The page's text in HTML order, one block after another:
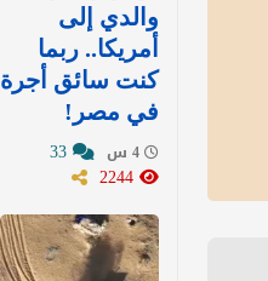
والدي إلى
أمريكا.. ربما
كنت سائق أجرة
في مصر!